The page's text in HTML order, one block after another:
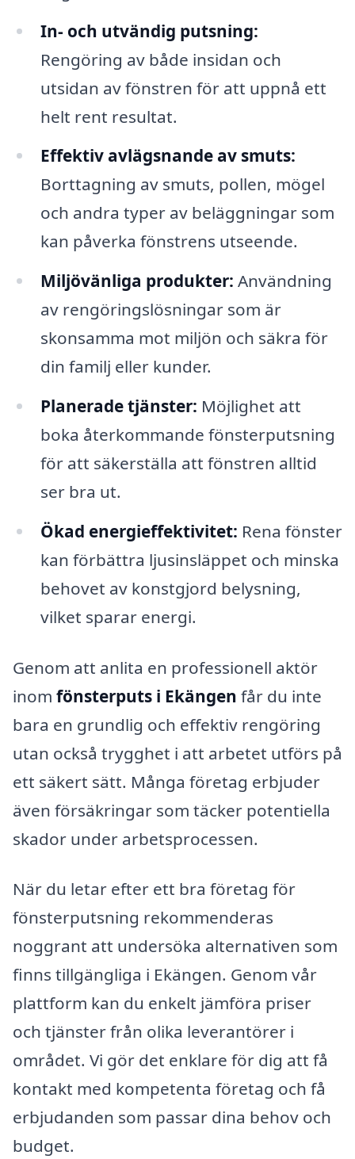
In- och utvändig putsning:
Rengöring av både insidan och
utsidan av fönstren för att uppnå ett
helt rent resultat.
Effektiv avlägsnande av smuts:
Borttagning av smuts, pollen, mögel
och andra typer av beläggningar som
kan påverka fönstrens utseende.
Miljövänliga produkter: Användning
av rengöringslösningar som är
skonsamma mot miljön och säkra för
din familj eller kunder.
Planerade tjänster: Möjlighet att
boka återkommande fönsterputsning
för att säkerställa att fönstren alltid
ser bra ut.
Ökad energieffektivitet: Rena fönster
kan förbättra ljusinsläppet och minska
behovet av konstgjord belysning,
vilket sparar energi.
Genom att anlita en professionell aktör
inom fönsterputs i Ekängen får du inte
bara en grundlig och effektiv rengöring
utan också trygghet i att arbetet utförs på
ett säkert sätt. Många företag erbjuder
även försäkringar som täcker potentiella
skador under arbetsprocessen.
När du letar efter ett bra företag för
fönsterputsning rekommenderas
noggrant att undersöka alternativen som
finns tillgängliga i Ekängen. Genom vår
plattform kan du enkelt jämföra priser
och tjänster från olika leverantörer i
området. Vi gör det enklare för dig att få
kontakt med kompetenta företag och få
erbjudanden som passar dina behov och
budget.